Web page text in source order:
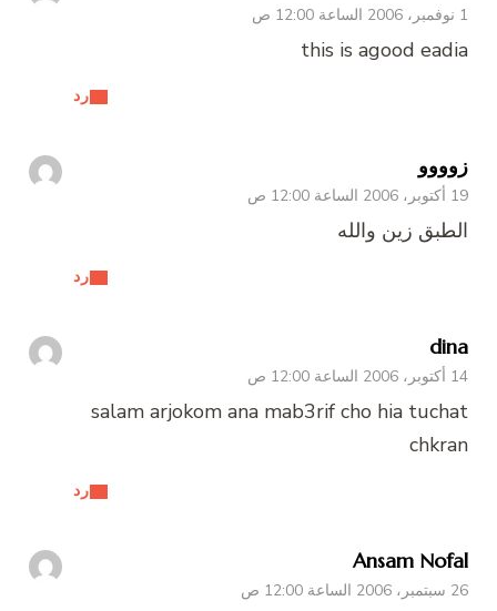
1 نوفمبر، 2006 الساعة 12:00 ص
رد
this is agood eadia
زوووو
19 أكتوبر، 2006 الساعة 12:00 ص
رد
الطبق زين والله
dina
14 أكتوبر، 2006 الساعة 12:00 ص
رد
salam arjokom ana mab3rif cho hia tuchat
chkran
Ansam Nofal
26 سبتمبر، 2006 الساعة 12:00 ص